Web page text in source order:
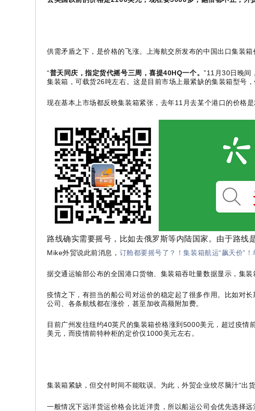
供需矛盾之下，是价格的飞涨。上海航交所发布的中国出口集装
“普天同庆，指定货代摇号三周，喜提40HQ一个。”11月30日晚间
集装箱，可载货26吨左右。这是目前市场上最紧缺的集装箱型号，
现在基本上市场都反映集装箱紧张，去年11月去某个港口的价格
路线确实需要摇号，比如去俄罗斯等内陆国家。由于路线
Mike外贸说此前消息， 订舱都要摇号了？！集装箱航运“飙天价”
据交通运输部公布的全国港口货物、集装箱吞吐量数据显示，集
疫情之下，有担当的船公司对运价的稳定起了很多作用。比如对
公司、各条航线都在涨价，甚至加收高额附加费。
目前广州发往纽约40英尺的集装箱价格涨到5000美元，超过疫
美元，而疫情前特种柜的定价仅1000美元左右。
集装箱紧缺，但交付时间不能耽误。为此，外贸企业绞尽脑汁“出货
一般情况下远洋货运价格会比近洋贵，所以船运公司会优先选择